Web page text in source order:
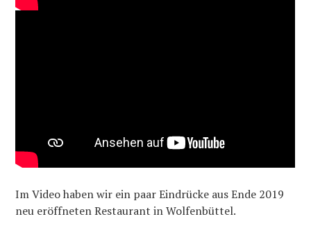
Im Video haben wir ein paar Eindrücke aus Ende 2019
neu eröffneten Restaurant in Wolfenbüttel.